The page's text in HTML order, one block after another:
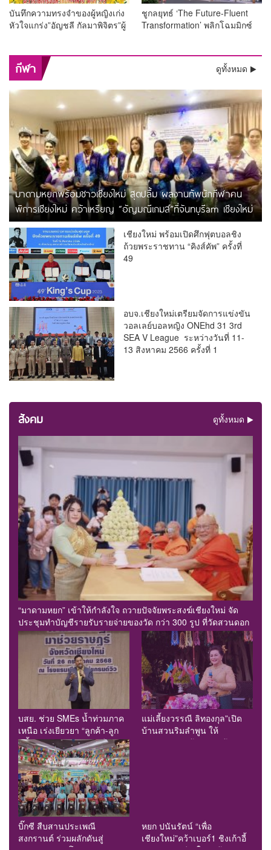
บันทึกความทรงจำของผู้หญิงเก่ง
หัวใจแกร่ง”อัญชลี กัลมาพิจิตร”ผู้
ชูกลยุทธ์ ‘The Future-Fluent
Transformation’ พลิกโฉมมิกซ์
กีฬา ดูทั้งหมด
มาดามหยกพร้อมชาวเชียงใหม่ สุดปลื้ม ผลงานทัพนักกีฬาคน
พิการเชียงใหม่ คว้าเหรียญ “อัญมณีเกมส์”ที่จันทบุรีam เชียงใหม่
เชียงใหม่ พร้อมเปิดศึกฟุตบอลชิง
ถ้วยพระราชทาน “คิงส์คัพ” ครั้งที่
49
อบจ.เชียงใหม่เตรียมจัดการแข่งขัน
วอลเลย์บอลหญิง ONEhd 31 3rd
SEA V League ระหว่างวันที่ 11-
13 สิงหาคม 2566 ครั้งที่ 1
สังคม ดูทั้งหมด
“มาดามหยก” เข้าให้กำลังใจ ถวายปัจจัยพระสงฆ์เชียงใหม่ จัด
ประชุมทำบัญชีรายรับรายจ่ายของวัด กว่า 300 รูป ที่วัดสวนดอก
บสย. ช่วย SMEs น้ำท่วมภาค
เหนือ เร่งเยียวยา “ลูกค้า-ลูก
หนี้” พักชำระค่าธรรมเนียม-ค่า
งวด
แม่เลี้ยงวรรณี ลิทองกุล”เปิด
บ้านสวนริมลำพูน ให้
กัลยาณมิตรเข้าสระเกล้าดำหัว
บิ๊กซี สืบสานประเพณี
สงกรานต์ ร่วมผลักดันสู่
หยก ปนันรัตน์ “เพื่อ
เชียงใหม่”คว้าเบอร์1 ชิงเก้าอี้